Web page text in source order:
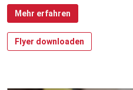
Mehr erfahren
Flyer downloaden